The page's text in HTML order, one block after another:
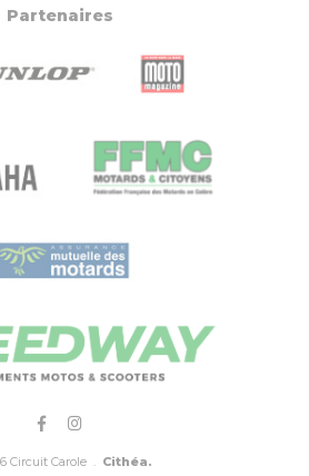
Partenaires
Circuit Carole . Cithéa.